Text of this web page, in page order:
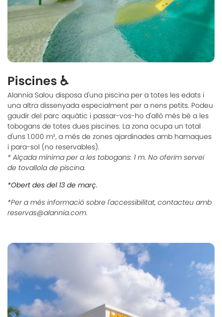
Piscines ♿️
Alannia Salou disposa d'una piscina per a totes les edats i
una altra dissenyada especialment per a nens petits. Podeu
gaudir del parc aquàtic i passar-vos-ho d'allò més bé a les
tobogans de totes dues piscines. La zona ocupa un total
d'uns 1.000 m², a més de zones ajardinades amb hamaques
i para-sol (no reservables).
* Alçada mínima per a les tobogans: 1 m. No oferim servei
de tovallola de piscina.
*Obert des del 13 de març.
*Per a més informació sobre l'accessibilitat, contacteu amb
reservas@alannia.com.